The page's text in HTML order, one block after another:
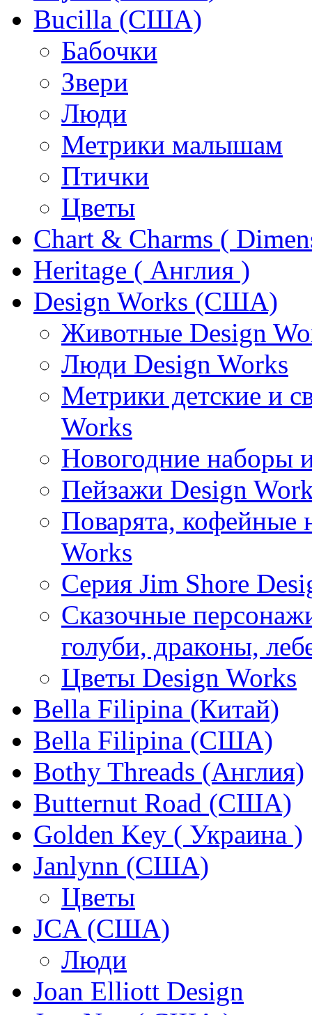
Bucilla (США)
Бабочки
Звери
Люди
Метрики малышам
Птички
Цветы
Chart & Charms (
Heritage ( Англия )
Design Works (США)
Животные Design
Люди Design Works
Метрики детские и
Works
Новогодние наборы
Пейзажи Design
Поварята, кофейные
Works
Серия Jim Shore
Сказочные
голуби, драконы,
Цветы Design Works
Bella Filipina (Китай)
Bella Filipina (США)
Bothy Threads (Англия)
Butternut Road (США)
Golden Key ( Украина )
Janlynn (США)
Цветы
JCA (США)
Люди
Joan Elliott Design